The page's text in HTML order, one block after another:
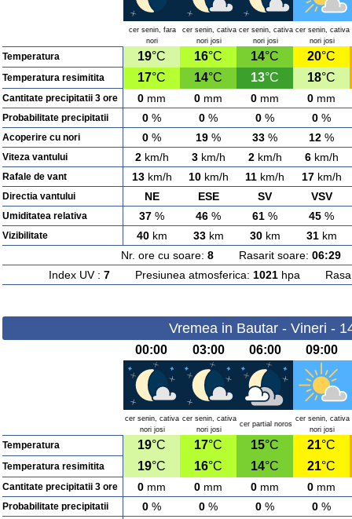
cer senin, fara
nori
cer senin, cativa
nori josi
cer senin, cativa
nori josi
cer senin, cativa
nori josi
Temperatura 19°C 16°C 14°C 20°C
Temperatura resimitita 17°C 14°C 13°C 18°C
Cantitate precipitatii 3 ore 0 mm 0 mm 0 mm 0 mm
Probabilitate precipitatii 0 % 0 % 0 % 0 %
Acoperire cu nori 0 % 19 % 33 % 12 %
Viteza vantului 2km/h 3km/h 2km/h 6km/h
Rafale de vant 13km/h 10km/h 11 km/h 17km/h
Directia vantului NE ESE SV VSV
Umiditatea relativa 37 % 46 % 61 % 45 %
Vizibilitate 40km 33km 30km 31km
Nr. ore cu soare: 8Rasarit soare: 06:29
Index UV : 7Presiunea atmosferica: 1021hpa
Vremea in Bautar - Vineri -
00:00 03:00 06:00 09:00
cer senin, cativa
nori josi
cer senin, cativa
nori josi
cer partial noros
cer senin, cativa
nori josi
Temperatura 19°C 17°C 15°C 21°C
Temperatura resimitita 19°C 16°C 14°C 21°C
Cantitate precipitatii 3 ore 0 mm 0 mm 0 mm 0 mm
Probabilitate precipitatii 0 % 0 % 0 % 0 %